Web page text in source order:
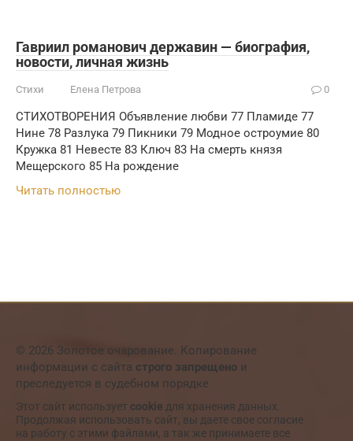
Гавриил романович державин — биография,
новости, личная жизнь
Стихи Елена Петрова 0
СТИХОТВОРЕНИЯ Объявление любви 77 Пламиде 77
Нине 78 Разлука 79 Пикники 79 Модное остроумие 80
Кружка 81 Невесте 83 Ключ 83 На смерть князя
Мещерского 85 На рождение
Читать полностью
© 2026 Золотое очарование. Копирование
информации с сайта строго запрещено и
преследуется в судебном порядке
Этот сайт использует cookie для хранения данных.
Продолжая использовать сайт, вы даете свое согласие
на работу с этими файлами, а так же принимаете все